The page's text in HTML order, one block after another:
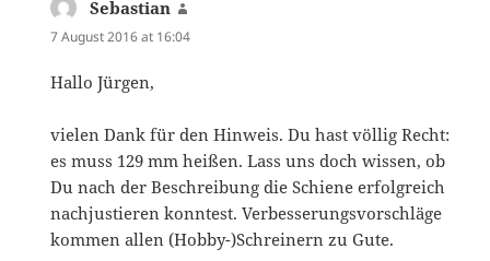
Sebastian
7 August 2016 at 16:04
Hallo Jürgen,
vielen Dank für den Hinweis. Du hast völlig Recht:
es muss 129 mm heißen. Lass uns doch wissen, ob
Du nach der Beschreibung die Schiene erfolgreich
nachjustieren konntest. Verbesserungsvorschläge
kommen allen (Hobby-)Schreinern zu Gute.